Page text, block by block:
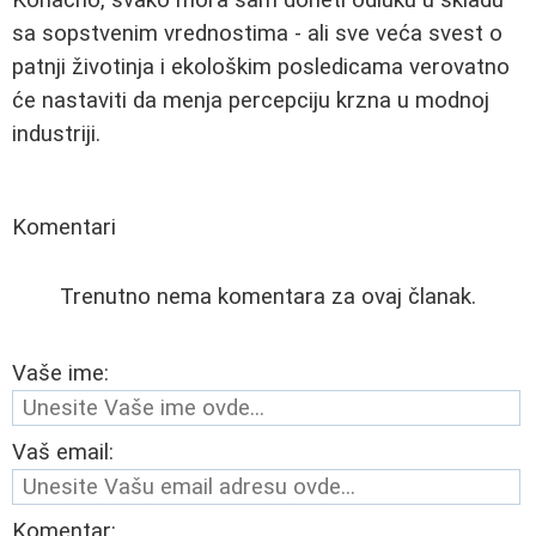
sa sopstvenim vrednostima - ali sve veća svest o
patnji životinja i ekološkim posledicama verovatno
će nastaviti da menja percepciju krzna u modnoj
industriji.
Komentari
Trenutno nema komentara za ovaj članak.
Vaše ime:
Vaš email:
Komentar: